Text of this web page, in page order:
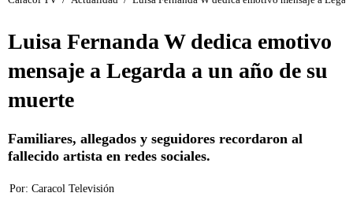
Luisa Fernanda W dedica emotivo
mensaje a Legarda a un año de su
muerte
Familiares, allegados y seguidores recordaron al
fallecido artista en redes sociales.
Por: Caracol Televisión